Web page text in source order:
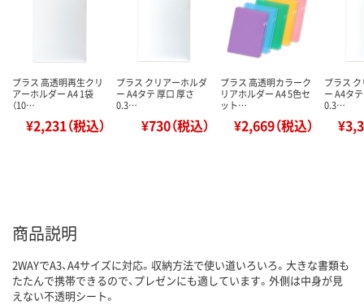
プラス 高透明再生クリ
アーホルダー A4 1袋
（10…
¥2,231（税込）
プラス クリアーホルダ
ー A4タテ 厚口 厚さ
0.3…
¥730（税込）
プラス 高透明カラーク
リアホルダー A4 5色セ
ット…
¥2,669（税込）
プラス
ー A4タ
0.3…
商品説明
2WAYでA3、A4サイズに対応。収納方法で使い道いろいろ。大きな書類も
たたんで携帯できるので、プレゼンにも適しています。外側は中身が見
えない不透明シート。